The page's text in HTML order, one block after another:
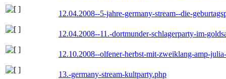
12.04.2008--5-jahre-germany-stream--die-
12.04.2008--11.-dortmunder-schlagerparty-im-
12.10.2008--olfener-herbst-mit-zweiklang-amp-
13.-germany-stream-kultparty.php